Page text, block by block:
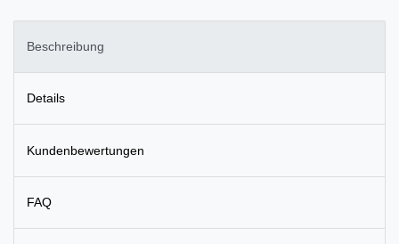
Beschreibung
Details
Kundenbewertungen
FAQ